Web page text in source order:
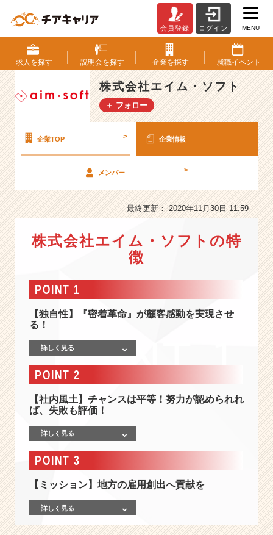
式
会
社
エ
イ
ム・
ソ
会
I
『感
動』
デ
タ
会
歩
へ
行
会員登録 ログイン MENU
求人を探す 説明会を探す 企業を探す 就職イベント
株式会社エイム・ソフト
＋ フォロー
企業TOP > 企業情報
メンバー >
最終更新： 2020年11月30日 11:59
株式会社エイム・ソフトの特
徴
POINT 1
【独自性】『密着革命』が顧客感動を実現させ
る！
詳しく見る
POINT 2
【社内風土】チャンスは平等！努力が認められれ
ば、失敗も評価！
詳しく見る
POINT 3
【ミッション】地方の雇用創出へ貢献を
詳しく見る